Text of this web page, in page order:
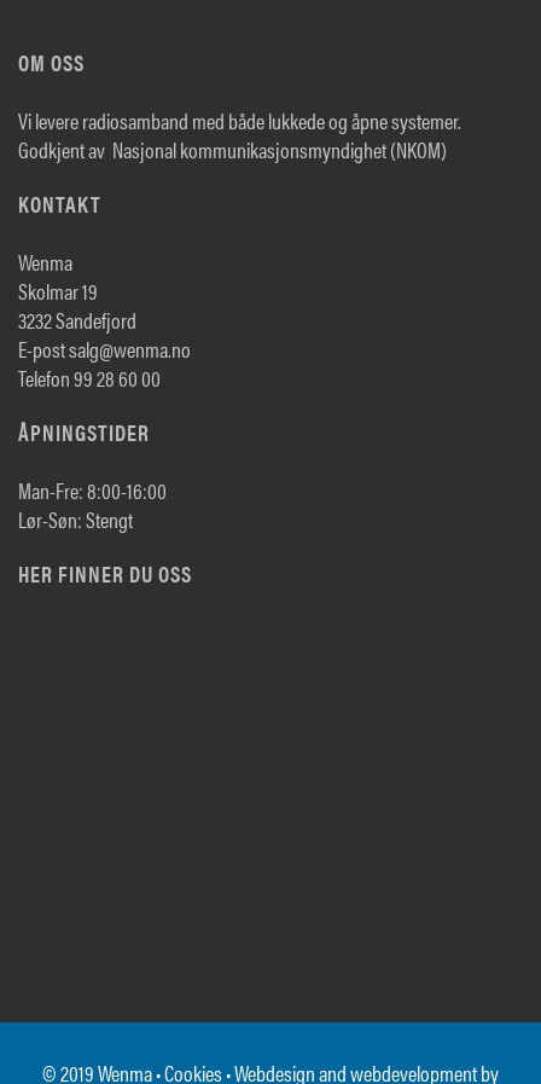
OM OSS
Vi levere radiosamband med både lukkede og åpne systemer.
Godkjent av Nasjonal kommunikasjonsmyndighet (NKOM)
KONTAKT
Wenma
Skolmar 19
3232 Sandefjord
E-post salg@wenma.no
Telefon 99 28 60 00
ÅPNINGSTIDER
Man-Fre: 8:00-16:00
Lør-Søn: Stengt
HER FINNER DU OSS
© 2019 Wenma •Cookies• Webdesign and webdevelopment by